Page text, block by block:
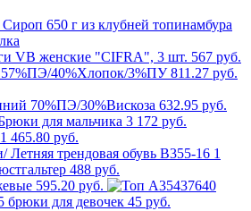
567 руб.
811.27 руб.
632.95 руб.
3 172 руб.
1 465.80 руб.
1
488 руб.
595.20 руб.
45 руб.